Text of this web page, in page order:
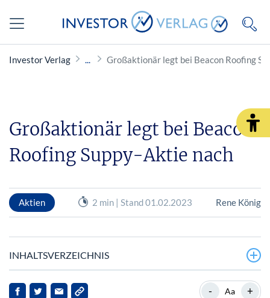
Investor Verlag Großaktionär legt bei Beacon Roofing
Großaktionär legt bei Beacon
Roofing Suppy-Aktie nach
Aktien 2 min | Stand 01.02.2023 Rene König
INHALTSVERZEICHNIS
Beacon Roofing Suppy
- Aa +